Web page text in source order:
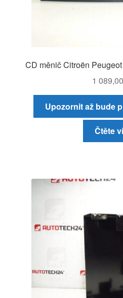
CD měnič Citroën
1 089,00
Upozornit až bude
Čtěte